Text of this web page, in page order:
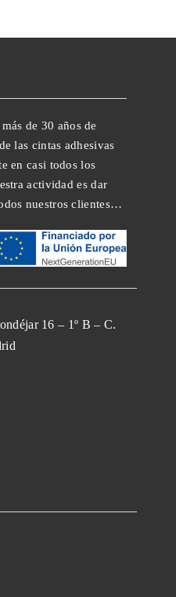
de 30 años de
las cintas adhesivas
en casi todos los
actividad es dar
nuestros clientes…
16 – 1º B – C.